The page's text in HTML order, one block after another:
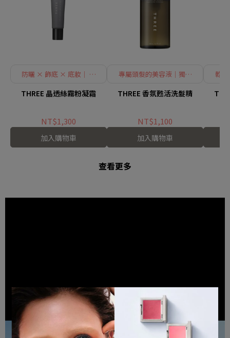
防曬 × 飾底 × 底妝｜ 三
THREE 晶透絲霧粉凝霜
NT$1,300
加入購物車
專屬頭髮的美容液｜獨家
THREE 香氛甦活洗髮精
NT$1,100
加入購物車
乾
查看更多